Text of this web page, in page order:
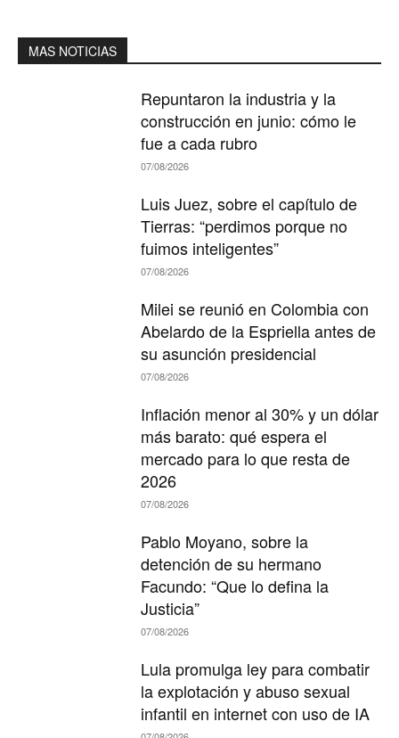
MAS NOTICIAS
Repuntaron la industria y la
construcción en junio: cómo le
fue a cada rubro
07/08/2026
Luis Juez, sobre el capítulo de
Tierras: “perdimos porque no
fuimos inteligentes”
07/08/2026
Milei se reunió en Colombia con
Abelardo de la Espriella antes de
su asunción presidencial
07/08/2026
Inflación menor al 30% y un dólar
más barato: qué espera el
mercado para lo que resta de
2026
07/08/2026
Pablo Moyano, sobre la
detención de su hermano
Facundo: “Que lo defina la
Justicia”
07/08/2026
Lula promulga ley para combatir
la explotación y abuso sexual
infantil en internet con uso de IA